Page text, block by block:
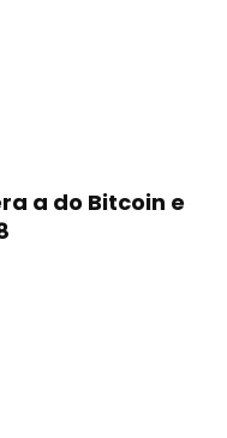
a do Bitcoin e